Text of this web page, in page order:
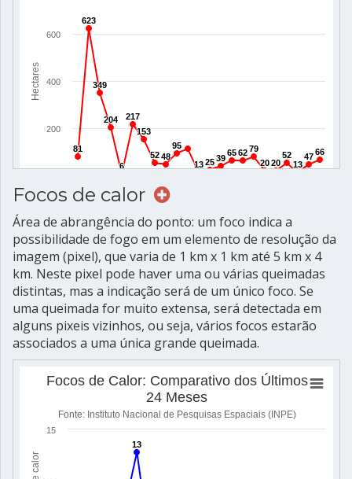
Focos de calor
Área de abrangência do ponto: um foco indica a
possibilidade de fogo em um elemento de resolução da
imagem (pixel), que varia de 1 km x 1 km até 5 km x 4
km. Neste pixel pode haver uma ou várias queimadas
distintas, mas a indicação será de um único foco. Se
uma queimada for muito extensa, será detectada em
alguns pixeis vizinhos, ou seja, vários focos estarão
associados a uma única grande queimada.